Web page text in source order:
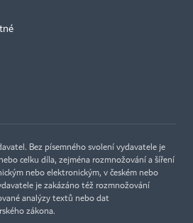
Bez písemného svolení vydavatele je
celku díla, zejména rozmnožování a šíření
nebo elektronickým, v českém nebo
je zakázáno též rozmnožování
analýzy textů nebo dat
zákona.